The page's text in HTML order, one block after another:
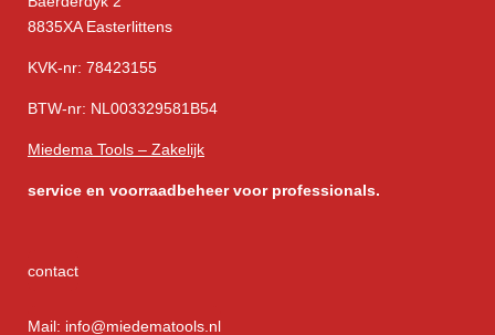
8835XA Easterlittens
KVK-nr: 78423155
BTW-nr: NL003329581B54
Miedema Tools – Zakelijk
service en voorraadbeheer voor professionals.
contact
Mail: info@miedematools.nl